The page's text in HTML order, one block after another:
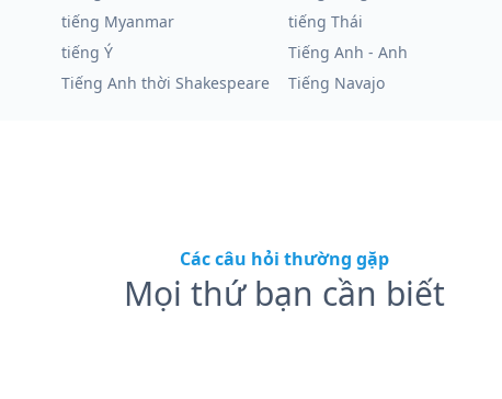
tiếng Myanmar tiếng Thái
tiếng Ý Tiếng Anh - Anh
Tiếng Anh thời Shakespeare Tiếng Navajo
Các câu hỏi thường gặp
Mọi thứ bạn cần biết